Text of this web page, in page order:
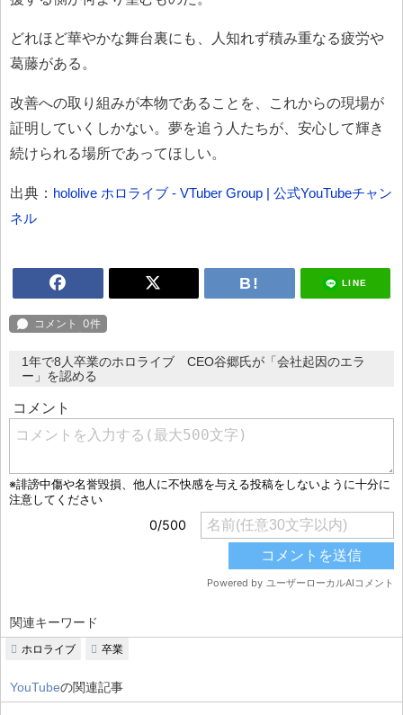
どれほど華やかな舞台裏にも、人知れず積み重なる疲労や
葛藤がある。
改善への取り組みが本物であることを、これからの現場が
証明していくしかない。夢を追う人たちが、安心して輝き
続けられる場所であってほしい。
出典： hololive ホロライブ - VTuber Group | 公式YouTubeチャン
ネル
LINE
1年で8人卒業のホロライブ CEO谷郷氏が「会社起因のエラ
ー」を認める
関連キーワード
ホロライブ 卒業
YouTubeの関連記事